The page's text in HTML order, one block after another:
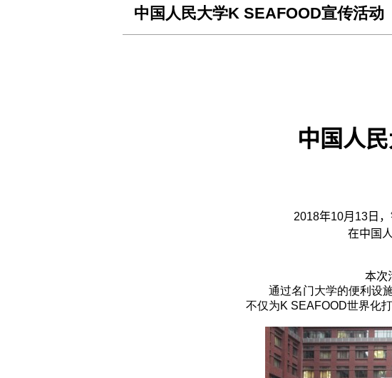
中国人民大学K SEAFOOD宣传活动
中国人
2018年10月13 日，
在中国
本次
通过名门大学的便利设
不仅为K SEAFOOD世界化